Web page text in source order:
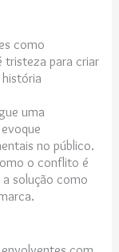
como
tristeza para criar
uma
no público.
o conflito é
solução como